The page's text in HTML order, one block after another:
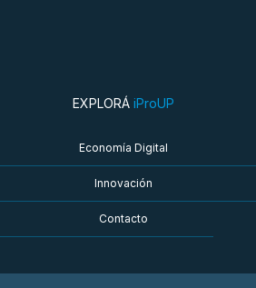
EXPLORÁ iProUP
Economía Digital
Innovación
Contacto